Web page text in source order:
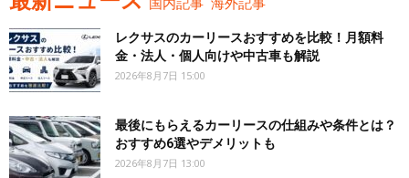
レクサスのカーリースおすすめを比較！月額料
金・法人・個人向けや中古車も解説
2026年8月7日 15:00
最後にもらえるカーリースの仕組みや条件とは？
おすすめ6選やデメリットも
2026年8月7日 13:00